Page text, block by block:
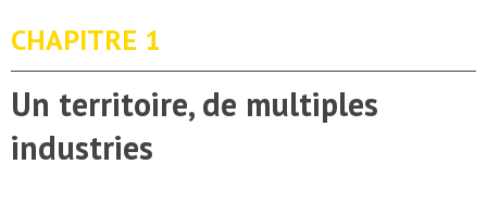
CHAPITRE 1
Un territoire, de multiples
industries